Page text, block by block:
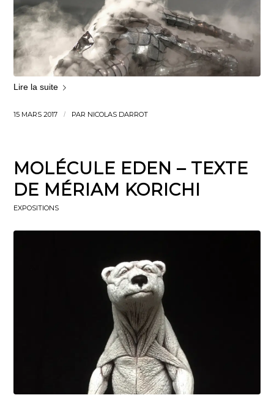
Lire la suite
15 MARS 2017 / PAR NICOLAS DARROT
MOLÉCULE EDEN – TEXTE
DE MÉRIAM KORICHI
EXPOSITIONS